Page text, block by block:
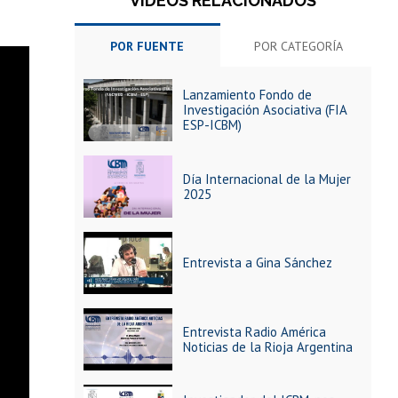
POR FUENTE POR CATEGORÍA
Lanzamiento Fondo de
Investigación Asociativa (FIA
ESP-ICBM)
Día Internacional de la Mujer
2025
Entrevista a Gina Sánchez
Entrevista Radio América
Noticias de la Rioja Argentina